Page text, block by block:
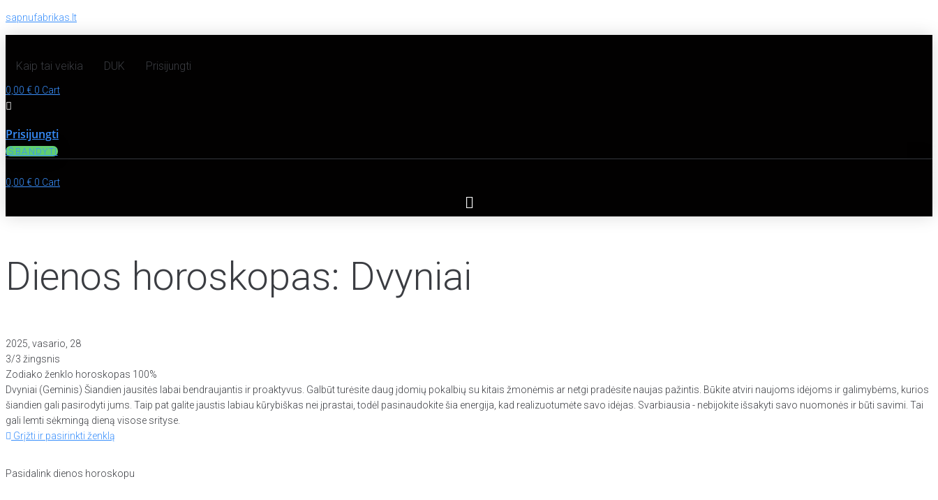
sapnufabrikas.lt
Kaip tai veikia DUK Prisijungti
0,00 € 0 Cart
Prisijungti
IŠBANDYTI
0,00 € 0 Cart
Dienos horoskopas: Dvyniai
2025, vasario, 28
3/3 žingsnis
Zodiako ženklo horoskopas 100%
Dvyniai (Geminis) Šiandien jausitės labai bendraujantis ir proaktyvus. Galbūt turėsite daug įdomių pokalbių su kitais žmonėmis ar netgi pradėsite naujas pažintis. Būkite atviri naujoms idėjoms ir galimybėms, kurios
šiandien gali pasirodyti jums. Taip pat galite jaustis labiau kūrybiškas nei įprastai, todėl pasinaudokite šia energija, kad realizuotumėte savo idėjas. Svarbiausia - nebijokite išsakyti savo nuomonės ir būti savimi. Tai
gali lemti sėkmingą dieną visose srityse.
Grįžti ir pasirinkti ženklą
Pasidalink dienos horoskopu